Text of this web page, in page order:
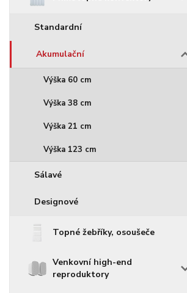
Standardní
Akumulační
Výška 60 cm
Výška 38 cm
Výška 21 cm
Výška 123 cm
Sálavé
Designové
Topné žebříky, osoušeče
Venkovní high-end
reproduktory